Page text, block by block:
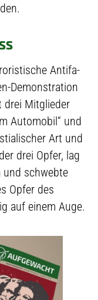
Antifa-
Demonstration
drei Mitglieder
Automobil“ und
Art und
drei Opfer, lag
und schwebte
Opfer des
auf einem Auge.